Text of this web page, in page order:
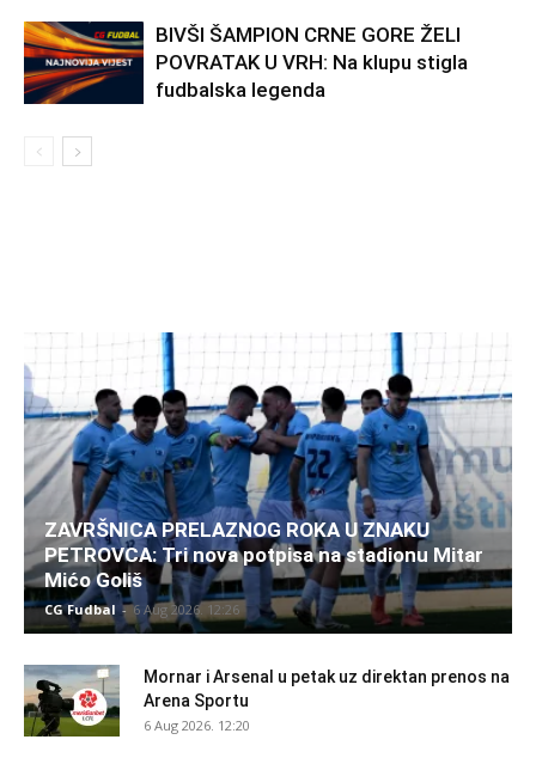
BIVŠI ŠAMPION CRNE GORE ŽELI
POVRATAK U VRH: Na klupu stigla
fudbalska legenda
ZAVRŠNICA PRELAZNOG ROKA U ZNAKU
PETROVCA: Tri nova potpisa na stadionu Mitar
Mićo Goliš
CG Fudbal - 6 Aug 2026. 12:26
Mornar i Arsenal u petak uz direktan prenos na
Arena Sportu
6 Aug 2026. 12:20